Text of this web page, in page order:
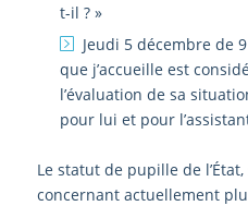
t-il ? »
Jeudi 5 décembre de
que j’accueille est
l’évaluation de sa
pour lui et pour
Le statut de pupille de
concernant actuellement